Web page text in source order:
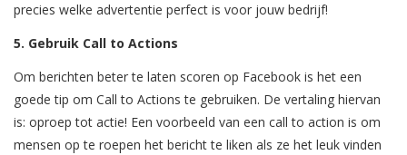
precies welke advertentie perfect is voor jouw bedrijf!
5. Gebruik Call to Actions
Om berichten beter te laten scoren op Facebook is het een
goede tip om Call to Actions te gebruiken. De vertaling hiervan
is: oproep tot actie! Een voorbeeld van een call to action is om
mensen op te roepen het bericht te liken als ze het leuk vinden